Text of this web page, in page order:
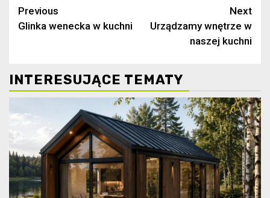
Continue
Reading
Previous
Glinka wenecka w kuchni
Next
Urządzamy wnętrze w
naszej kuchni
INTERESUJĄCE TEMATY